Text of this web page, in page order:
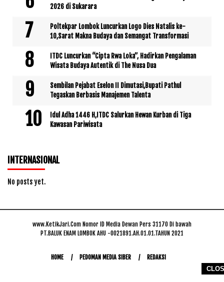
2026 di Sukarara
Poltekpar Lombok Luncurkan Logo Dies Natalis ke-
10,Sarat Makna Budaya dan Semangat Transformasi
ITDC Luncurkan “Cipta Rwa Loka”, Hadirkan Pengalaman
Wisata Budaya Autentik di The Nusa Dua
Sembilan Pejabat Eselon II Dimutasi,Bupati Pathul
Tegaskan Berbasis Manajemen Talenta
Idul Adha 1446 H,ITDC Salurkan Hewan Kurban di Tiga
Kawasan Pariwisata
INTERNASIONAL
No posts yet.
www.KetikJari.Com Nomor ID Media Dewan Pers 31170 Di bawah
PT.BALUK ENAM LOMBOK AHU -0021891.AH.01.01.TAHUN 2021
HOME PEDOMAN MEDIA SIBER REDAKSI